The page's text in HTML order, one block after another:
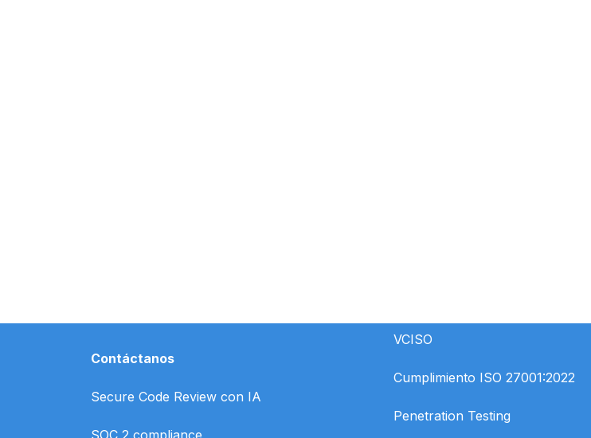
Contáctanos
Secure Code Review con IA
SOC 2 compliance
VCISO
Cumplimiento ISO 27001:2022
Penetration Testing